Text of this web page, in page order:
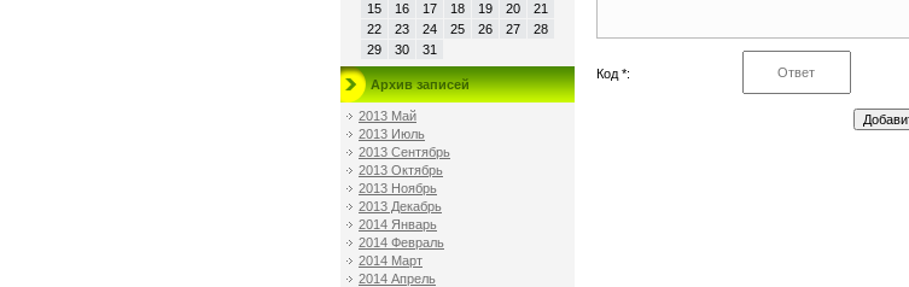
15
16 17 18 19 20
21
22
23 24 25 26 27
28
29
30 31
Архив записей
2013 Май
2013 Июль
2013 Сентябрь
2013 Октябрь
2013 Ноябрь
2013 Декабрь
2014 Январь
2014 Февраль
2014 Март
2014 Апрель
Код *: